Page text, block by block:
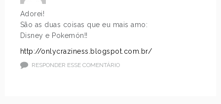
Adorei!
São as duas coisas que eu mais amo:
Disney e Pokemón!!
http://onlycraziness.blogspot.com.br/
RESPONDER ESSE COMENTÁRIO